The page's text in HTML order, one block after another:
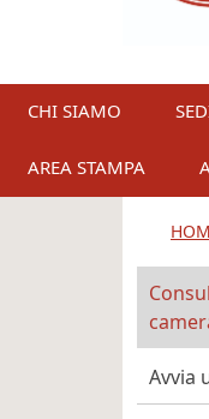
CHI SIAMO
AREA STAMPA
Avvia